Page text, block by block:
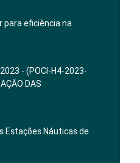
para eficiência na
- (POCI-H4-2023-
DAS
Estações Náuticas de